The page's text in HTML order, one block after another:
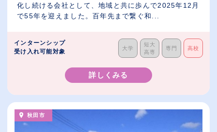
化し続ける会社として、地域と共に歩んで2025年12月
で55年を迎えました。百年先まで繋ぐ和...
インターンシップ
受け入れ可能対象
大学
短大
高専
専門 高校
詳しくみる
秋田市